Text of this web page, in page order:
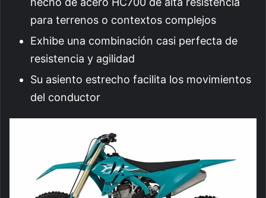
para terrenos o contextos complejos
Exhibe una combinación casi perfecta de
resistencia y agilidad
Su asiento estrecho facilita los movimientos
del conductor